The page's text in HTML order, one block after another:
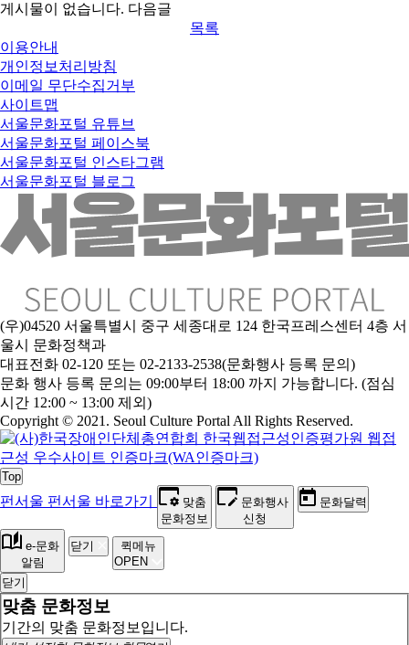
게시물이 없습니다. 다음글
목록
이용안내
개인정보처리방침
이메일 무단수집거부
사이트맵
서울문화포털 유튜브
서울문화포털 페이스북
서울문화포털 인스타그램
서울문화포털 블로그
(우)04520 서울특별시 중구 세종대로 124 한국프레스센터 4층 서
울시 문화정책과
대표전화 02-120 또는 02-2133-2538(문화행사 등록 문의)
문화 행사 등록 문의는 09:00부터 18:00 까지 가능합니다. (점심
시간 12:00 ~ 13:00 제외)
Copyright © 2021. Seoul Culture Portal All Rights Reserved.
Top
펀서울 펀서울 바로가기
맞춤
문화정보
문화행사
신청
문화달력
e-문화
알림
닫기
퀵메뉴
OPEN
닫기
맞춤 문화정보
기간의 맞춤 문화정보입니다.